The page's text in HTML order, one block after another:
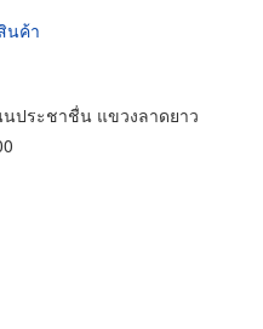
นค้า
ประชาชื่น แขวงลาดยาว